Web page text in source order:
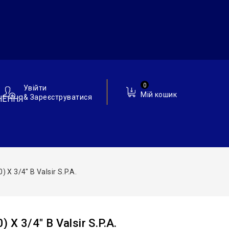
Мій кошик
0
Увійти
& Зареєструватися
Х 3/4″ В Valsir S.p.A.
Х 3/4″ В Valsir S.p.A.